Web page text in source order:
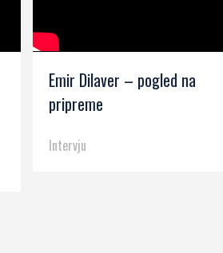
Emir Dilaver – pogled na
pripreme
Intervju